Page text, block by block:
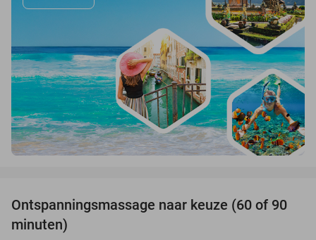
40%
Ontspanningsmassage naar keuze (60 of 90
minuten)